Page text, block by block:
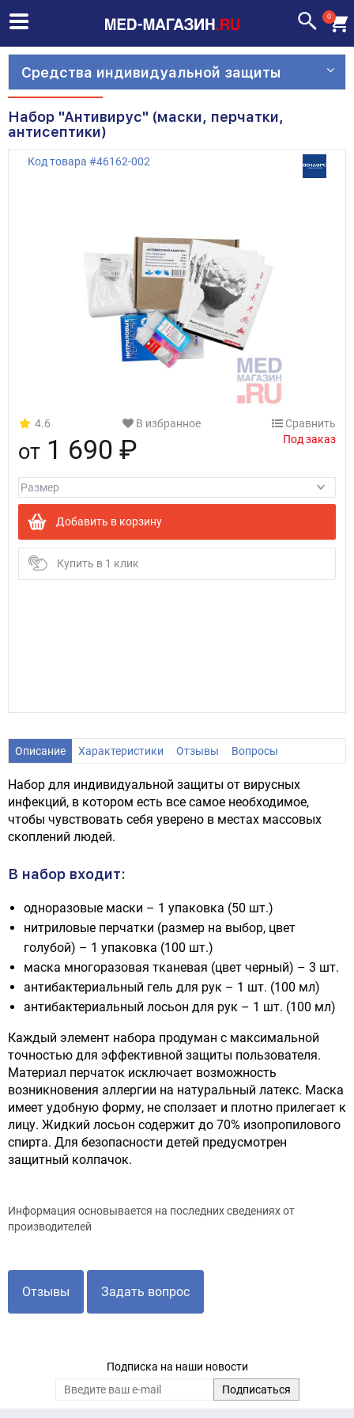
0
Средства индивидуальной защиты
Набор "Антивирус" (маски, перчатки,
антисептики)
Код товара #46162-002
4.6 В избранное
Сравнить
Под заказ
от 1 690 ₽
Добавить в корзину
Купить в 1 клик
Описание Характеристики Отзывы Вопросы
Набор для индивидуальной защиты от вирусных
инфекций, в котором есть все самое необходимое,
чтобы чувствовать себя уверено в местах массовых
скоплений людей.
В набор входит:
одноразовые маски – 1 упаковка (50 шт.)
нитриловые перчатки (размер на выбор, цвет
голубой) – 1 упаковка (100 шт.)
маска многоразовая тканевая (цвет черный) – 3 шт.
антибактериальный гель для рук – 1 шт. (100 мл)
антибактериальный лосьон для рук – 1 шт. (100 мл)
Каждый элемент набора продуман с максимальной
точностью для эффективной защиты пользователя.
Материал перчаток исключает возможность
возникновения аллергии на натуральный латекс. Маска
имеет удобную форму, не сползает и плотно прилегает к
лицу. Жидкий лосьон содержит до 70% изопропилового
спирта. Для безопасности детей предусмотрен
защитный колпачок.
Информация основывается на последних сведениях от
производителей
Отзывы Задать вопрос
Подписка на наши новости